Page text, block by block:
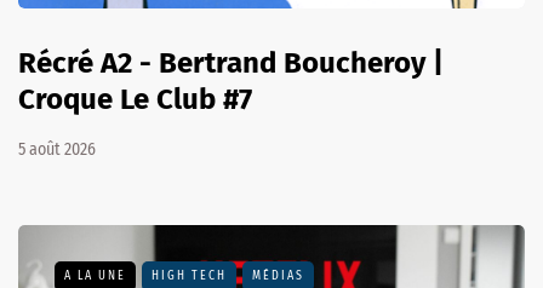
Récré A2 - Bertrand Boucheroy |
Croque Le Club #7
5 août 2026
A LA UNE HIGH TECH MÉDIAS